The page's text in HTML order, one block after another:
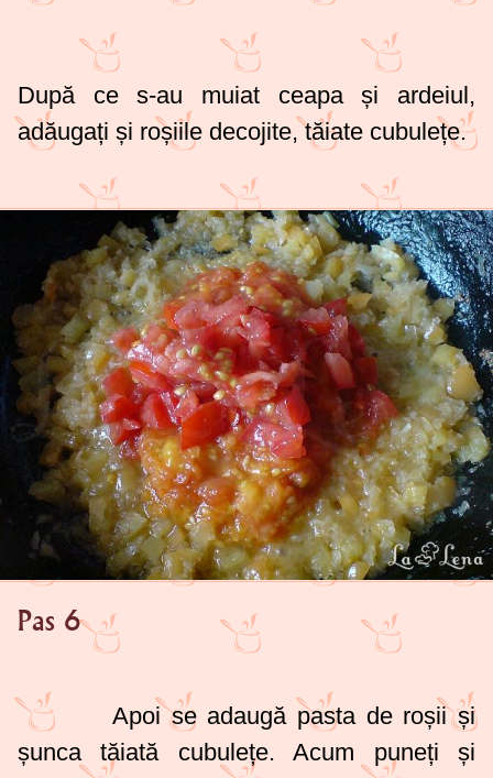
După ce s-au muiat ceapa și ardeiul,
adăugați și roșiile decojite, tăiate cubulețe.
Pas 6
Apoi se adaugă pasta de roșii și
șunca tăiată cubulețe. Acum puneți și